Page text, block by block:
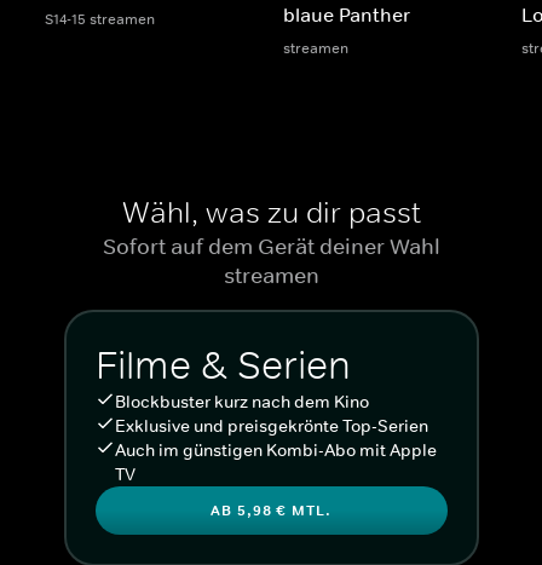
S14-15 streamen
blaue Panther
streamen
Wähl, was zu dir passt
Sofort auf dem Gerät deiner Wahl
streamen
Filme & Serien
Blockbuster kurz nach dem Kino
Exklusive und preisgekrönte Top-Serien
Auch im günstigen Kombi-Abo mit Apple
TV
AB 5,98 € MTL.